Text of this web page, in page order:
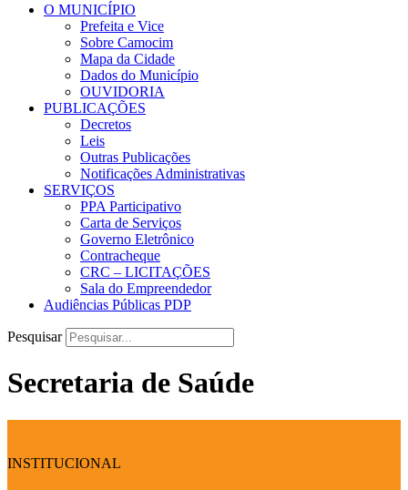
O MUNICÍPIO
Prefeita e Vice
Sobre Camocim
Mapa da Cidade
Dados do Município
OUVIDORIA
PUBLICAÇÕES
Decretos
Leis
Outras Publicações
Notificações Administrativas
SERVIÇOS
PPA Participativo
Carta de Serviços
Governo Eletrônico
Contracheque
CRC – LICITAÇÕES
Sala do Empreendedor
Audiências Públicas PDP
Pesquisar
Secretaria de Saúde
INSTITUCIONAL